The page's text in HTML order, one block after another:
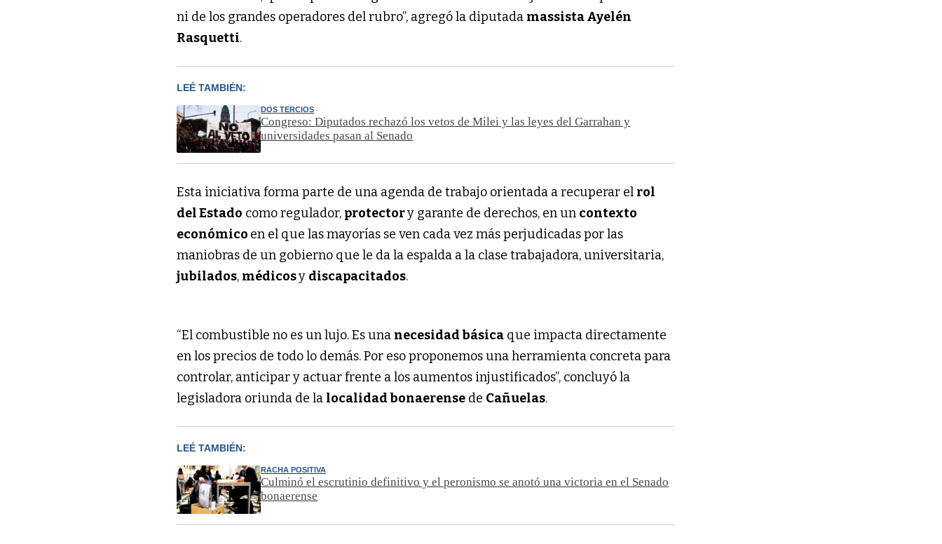
ni de los grandes operadores del rubro”, agregó la diputada massista Ayelén
Rasquetti.
LEÉ TAMBIÉN:
DOS TERCIOS
Congreso: Diputados rechazó los vetos de Milei y las leyes del Garrahan y
universidades pasan al Senado
Esta iniciativa forma parte de una agenda de trabajo orientada a recuperar el rol
del Estado como regulador, protectory garante de derechos, en un contexto
económico en el que las mayorías se ven cada vez más perjudicadas por las
maniobras de un gobierno que le da la espalda a la clase trabajadora, universitaria,
jubilados, médicosy discapacitados.
“El combustible no es un lujo. Es una necesidad básica que impacta directamente
en los precios de todo lo demás. Por eso proponemos una herramienta concreta para
controlar, anticipar y actuar frente a los aumentos injustificados”, concluyó la
legisladora oriunda de la localidad bonaerense de Cañuelas.
LEÉ TAMBIÉN:
RACHA POSITIVA
Culminó el escrutinio definitivo y el peronismo se anotó una victoria en el Senado
bonaerense